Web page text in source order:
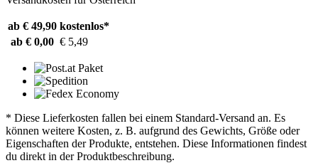
ab € 49,90 kostenlos*
ab € 0,00 € 5,49
* Diese Lieferkosten fallen bei einem Standard-Versand an. Es
können weitere Kosten, z. B. aufgrund des Gewichts, Größe oder
Eigenschaften der Produkte, entstehen. Diese Informationen findest
du direkt in der Produktbeschreibung.